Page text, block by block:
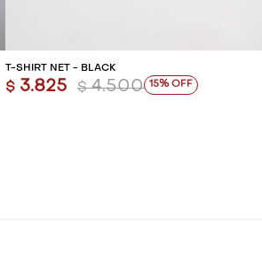
T-SHIRT NET - BLACK
$ 3.825 $ 4.500 15